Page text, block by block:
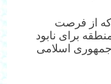
که از فرصت
برای نابود
اسلامی